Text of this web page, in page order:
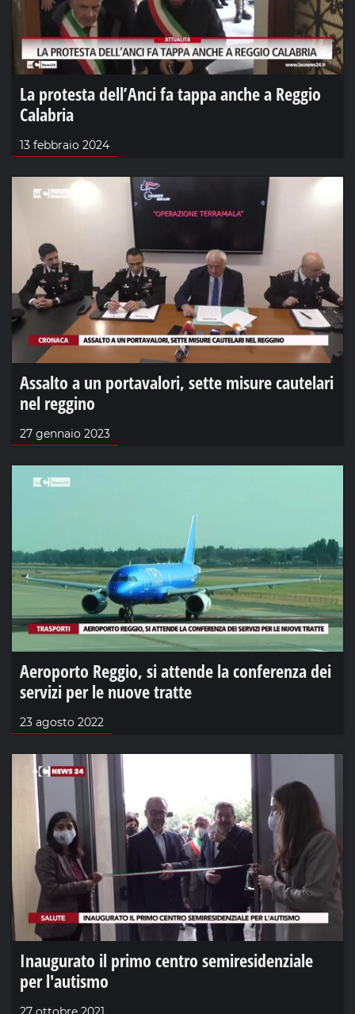
La protesta dell’Anci fa tappa anche a Reggio
Calabria
13 febbraio 2024
Assalto a un portavalori, sette misure cautelari
nel reggino
27 gennaio 2023
Aeroporto Reggio, si attende la conferenza dei
servizi per le nuove tratte
23 agosto 2022
Inaugurato il primo centro semiresidenziale
per l'autismo